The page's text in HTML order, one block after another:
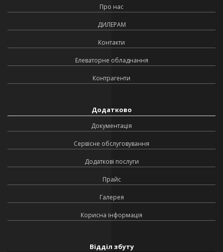
Про нас
ДИЛЕРАМ
Контакти
Елеваторне обладнання
Контрагенти
Додатково
Документація
Сервісне обслуговування
Додаткові послуги
Прайс
Галерея
Корисна інформація
Відділ збуту